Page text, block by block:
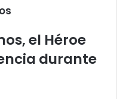
el Héroe
durante